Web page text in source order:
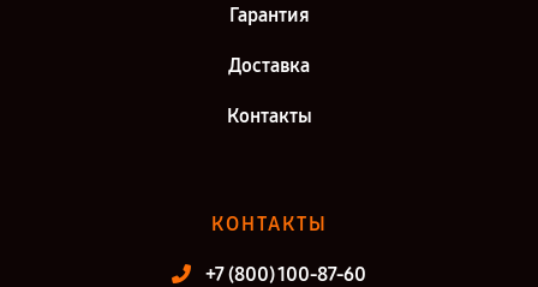
Гарантия
Доставка
Контакты
КОНТАКТЫ
+7 (800) 100-87-60